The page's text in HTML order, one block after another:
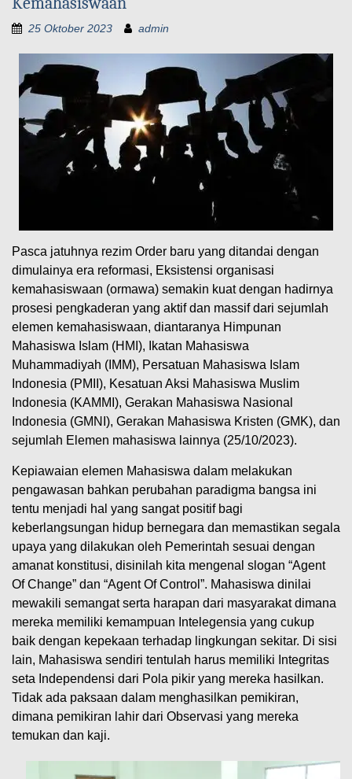
25 Oktober 2023 admin
Pasca jatuhnya rezim Order baru yang ditandai dengan
dimulainya era reformasi, Eksistensi organisasi
kemahasiswaan (ormawa) semakin kuat dengan hadirnya
prosesi pengkaderan yang aktif dan massif dari sejumlah
elemen kemahasiswaan, diantaranya Himpunan
Mahasiswa Islam (HMI), Ikatan Mahasiswa
Muhammadiyah (IMM), Persatuan Mahasiswa Islam
Indonesia (PMII), Kesatuan Aksi Mahasiswa Muslim
Indonesia (KAMMI), Gerakan Mahasiswa Nasional
Indonesia (GMNI), Gerakan Mahasiswa Kristen (GMK), dan
sejumlah Elemen mahasiswa lainnya (25/10/2023).
Kepiawaian elemen Mahasiswa dalam melakukan
pengawasan bahkan perubahan paradigma bangsa ini
tentu menjadi hal yang sangat positif bagi
keberlangsungan hidup bernegara dan memastikan segala
upaya yang dilakukan oleh Pemerintah sesuai dengan
amanat konstitusi, disinilah kita mengenal slogan “Agent
Of Change” dan “Agent Of Control”. Mahasiswa dinilai
mewakili semangat serta harapan dari masyarakat dimana
mereka memiliki kemampuan Intelegensia yang cukup
baik dengan kepekaan terhadap lingkungan sekitar. Di sisi
lain, Mahasiswa sendiri tentulah harus memiliki Integritas
seta Independensi dari Pola pikir yang mereka hasilkan.
Tidak ada paksaan dalam menghasilkan pemikiran,
dimana pemikiran lahir dari Observasi yang mereka
temukan dan kaji.